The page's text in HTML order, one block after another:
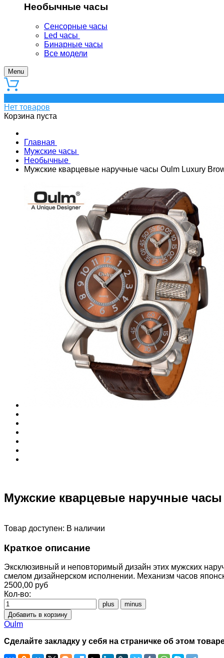
Необычные часы
Сенсорные часы
Led часы
Бинарные часы
Все модели
Menu
Нет товаров
Корзина пуста
Главная
Мужские часы
Необычные
Мужские кварцевые наручные часы Oulm Luxury
Мужские кварцевые наручные
Товар доступен: В наличии
Краткое описание
Эксклюзивный и неповторимый дизайн этих мужских
смелом дизайнерском исполнении. Механизм часов
2500,00 руб
Кол-во:
Oulm
Сделайте закладку у себя на страничке об этом